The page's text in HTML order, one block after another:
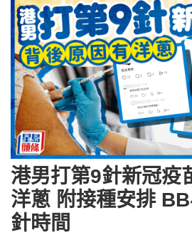
港男打第9針新冠疫
洋蔥 附接種安排
針時間